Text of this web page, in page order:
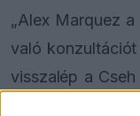
„Alex Marquez
való
visszalép a